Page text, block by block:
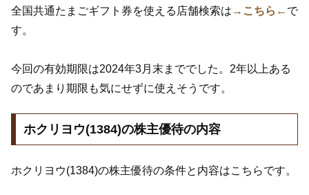
全国共通たまごギフト券を使える店舗検索は →こちら← で
す。
今回の有効期限は2024年3月末まででした。2年以上ある
のであまり期限も気にせずに使えそうです。
ホクリヨウ(1384)の株主優待の内容
ホクリヨウ(1384)の株主優待の条件と内容はこちらです。